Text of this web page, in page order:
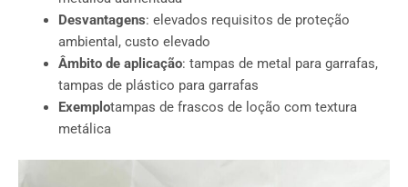
Desvantagens: elevados requisitos de proteção
ambiental, custo elevado
Âmbito de aplicação: tampas de metal para garrafas,
tampas de plástico para garrafas
Exemplotampas de frascos de loção com textura
metálica